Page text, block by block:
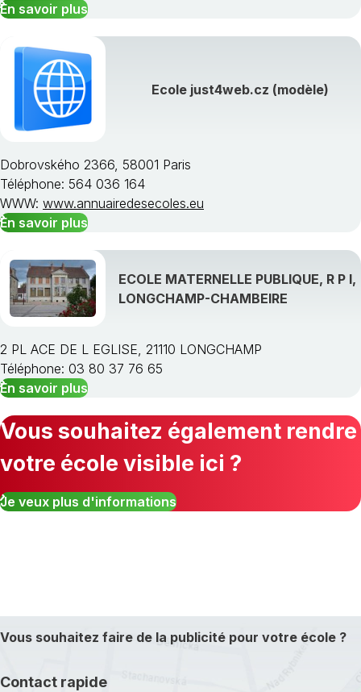
En savoir plus
Ecole just4web.cz (modèle)
Dobrovského 2366, 58001 Paris
Téléphone: 564 036 164
WWW: www.annuairedesecoles.eu
En savoir plus
ECOLE MATERNELLE PUBLIQUE, R P I,
LONGCHAMP-CHAMBEIRE
2 PL ACE DE L EGLISE, 21110 LONGCHAMP
Téléphone: 03 80 37 76 65
En savoir plus
Vous souhaitez également rendre
votre école visible ici ?
Je veux plus d'informations
Vous souhaitez faire de la publicité pour votre école ?
Contact rapide